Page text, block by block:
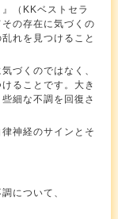
（KKベストセラ
の存在に気づくの
れを見つけること
づくのではなく、
ることです。大き
細な不調を回復さ
神経のサインとそ
について、